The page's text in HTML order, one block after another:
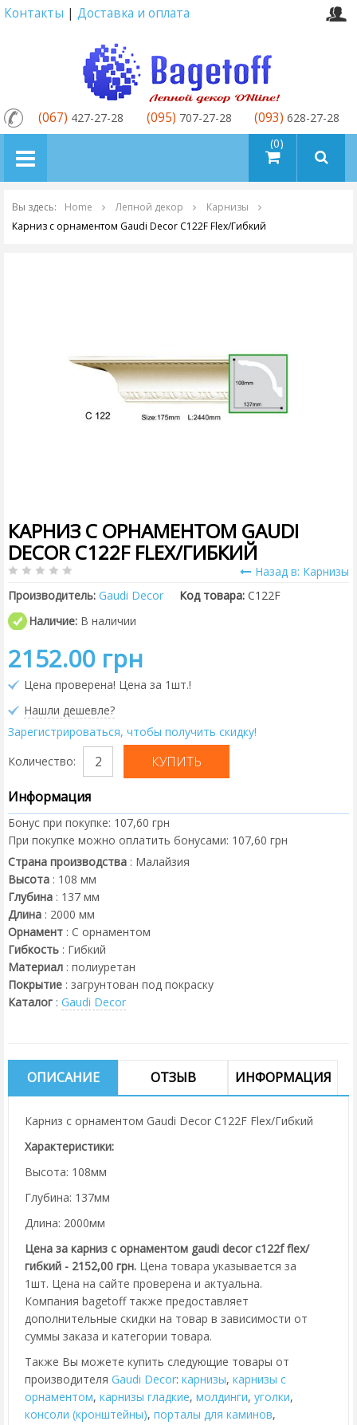
Контакты | Доставка и оплата
товаров (0)
(067) 427-27-28 (095) 707-27-28 (093) 628-27-28
Вы здесь: Home Лепной декор
Карнизы
Карниз с орнаментом Gaudi Decor C122F Flex/Гибкий
КАРНИЗ С ОРНАМЕНТОМ GAUDI
DECOR C122F FLEX/ГИБКИЙ
Назад в: Карнизы
Производитель: Gaudi Decor Код товара: C122F
Наличие: В наличии
2152.00 грн
Цена проверена! Цена за 1шт.!
Нашли дешевле?
Зарегистрироваться, чтобы получить скидку!
Количество:
Информация
Бонус при покупке: 107,60 грн
При покупке можно оплатить бонусами: 107,60 грн
Страна производства : Малайзия
Высота : 108 мм
Глубина : 137 мм
Длина : 2000 мм
Орнамент : С орнаментом
Гибкость : Гибкий
Материал : полиуретан
Покрытие : загрунтован под покраску
Каталог : Gaudi Decor
ОПИСАНИЕ ОТЗЫВ ИНФОРМАЦИЯ
Карниз с орнаментом Gaudi Decor C122F Flex/Гибкий
Характеристики:
Высота: 108мм
Глубина: 137мм
Длина: 2000мм
Цена за карниз с орнаментом gaudi decor c122f flex/
гибкий - 2152,00 грн. Цена товара указывается за
1шт. Цена на сайте проверена и актуальна.
Компания bagetoff также предоставляет
дополнительные скидки на товар в зависимости от
суммы заказа и категории товара.
Также Вы можете купить следующие товары от
производителя Gaudi Decor: карнизы, карнизы с
орнаментом, карнизы гладкие, молдинги, уголки,
консоли (кронштейны), порталы для каминов,